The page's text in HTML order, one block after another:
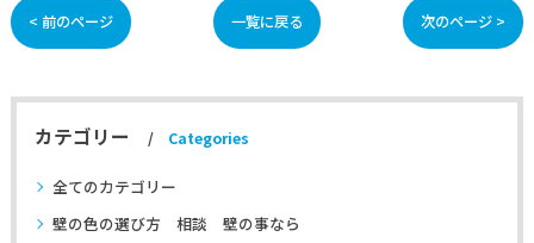
< 前のページ 一覧に戻る 次のページ >
カテゴリー Categories
全てのカテゴリー
壁の色の選び方 相談 壁の事なら